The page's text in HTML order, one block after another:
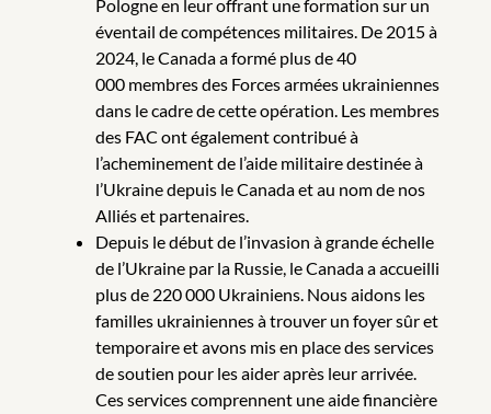
Pologne en leur offrant une formation sur un
éventail de compétences militaires. De 2015 à
2024, le Canada a formé plus de 40
000 membres des Forces armées ukrainiennes
dans le cadre de cette opération. Les membres
des FAC ont également contribué à
l’acheminement de l’aide militaire destinée à
l’Ukraine depuis le Canada et au nom de nos
Alliés et partenaires.
Depuis le début de l’invasion à grande échelle
de l’Ukraine par la Russie, le Canada a accueilli
plus de 220 000 Ukrainiens. Nous aidons les
familles ukrainiennes à trouver un foyer sûr et
temporaire et avons mis en place des services
de soutien pour les aider après leur arrivée.
Ces services comprennent une aide financière